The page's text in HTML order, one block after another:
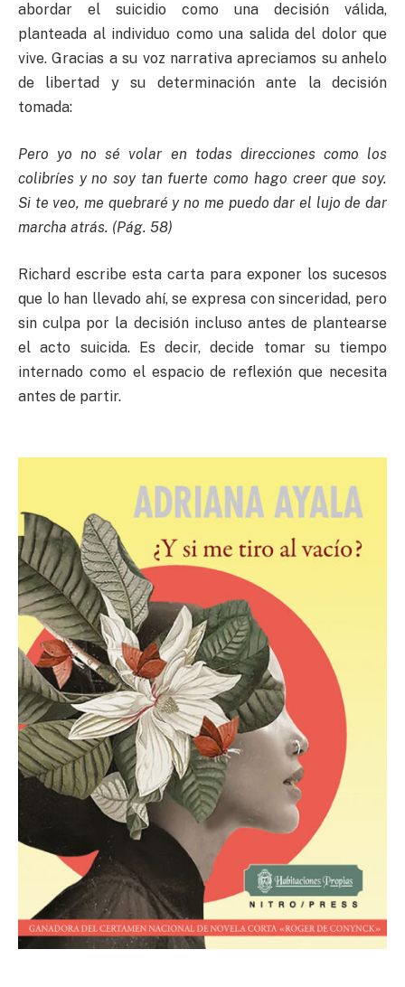
abordar el suicidio como una decisión válida,
planteada al individuo como una salida del dolor que
vive. Gracias a su voz narrativa apreciamos su anhelo
de libertad y su determinación ante la decisión
tomada:
Pero yo no sé volar en todas direcciones como los
colibríes y no soy tan fuerte como hago creer que soy.
Si te veo, me quebraré y no me puedo dar el lujo de dar
marcha atrás. (Pág. 58)
Richard escribe esta carta para exponer los sucesos
que lo han llevado ahí, se expresa con sinceridad, pero
sin culpa por la decisión incluso antes de plantearse
el acto suicida. Es decir, decide tomar su tiempo
internado como el espacio de reflexión que necesita
antes de partir.